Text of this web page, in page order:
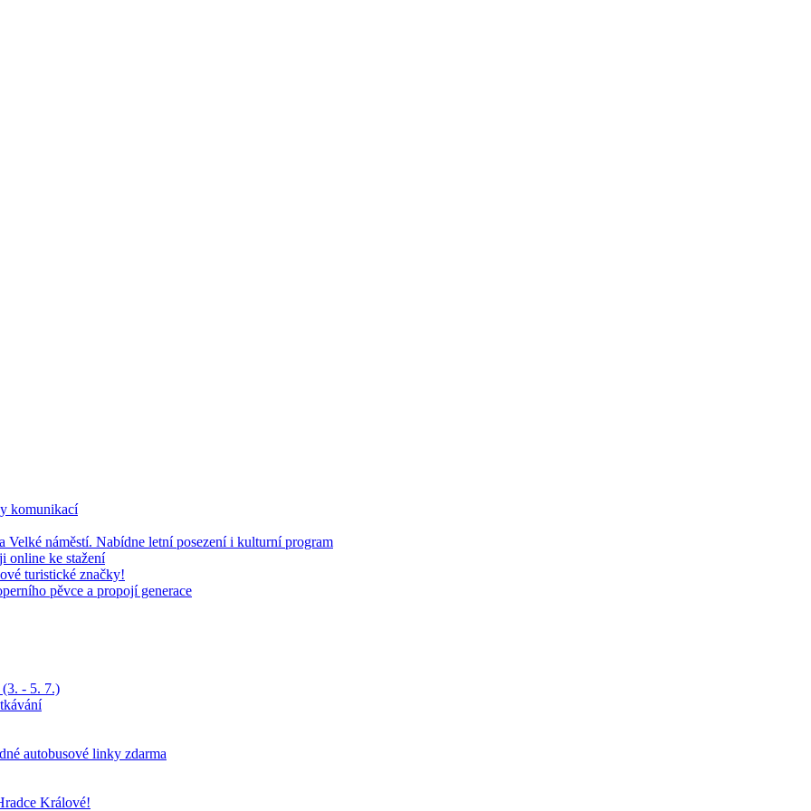
komunikací
Velké náměstí. Nabídne letní posezení i kulturní program
online ke stažení
turistické značky!
pěvce a propojí generace
- 5. 7.)
autobusové linky zdarma
Králové!